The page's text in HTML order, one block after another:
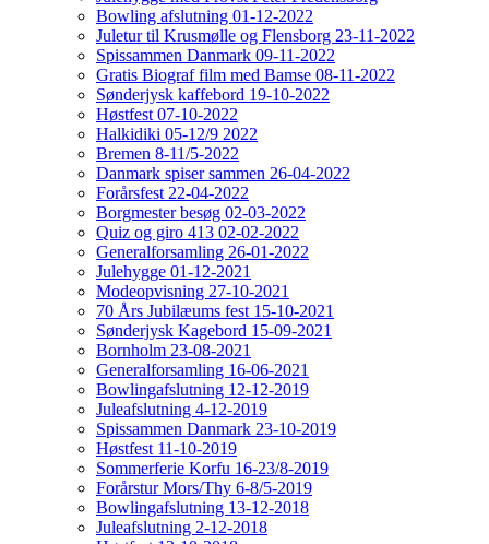
Bowling afslutning 01-12-2022
Juletur til Krusmølle og Flensborg 23-11-2022
Spissammen Danmark 09-11-2022
Gratis Biograf film med Bamse 08-11-2022
Sønderjysk kaffebord 19-10-2022
Høstfest 07-10-2022
Halkidiki 05-12/9 2022
Bremen 8-11/5-2022
Danmark spiser sammen 26-04-2022
Forårsfest 22-04-2022
Borgmester besøg 02-03-2022
Quiz og giro 413 02-02-2022
Generalforsamling 26-01-2022
Julehygge 01-12-2021
Modeopvisning 27-10-2021
70 Års Jubilæums fest 15-10-2021
Sønderjysk Kagebord 15-09-2021
Bornholm 23-08-2021
Generalforsamling 16-06-2021
Bowlingafslutning 12-12-2019
Juleafslutning 4-12-2019
Spissammen Danmark 23-10-2019
Høstfest 11-10-2019
Sommerferie Korfu 16-23/8-2019
Forårstur Mors/Thy 6-8/5-2019
Bowlingafslutning 13-12-2018
Juleafslutning 2-12-2018